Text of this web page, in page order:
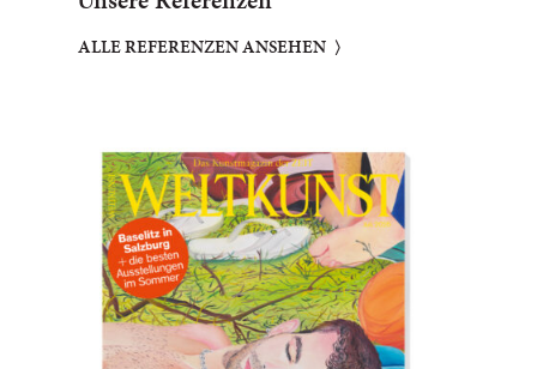
ALLE REFERENZEN ANSEHEN